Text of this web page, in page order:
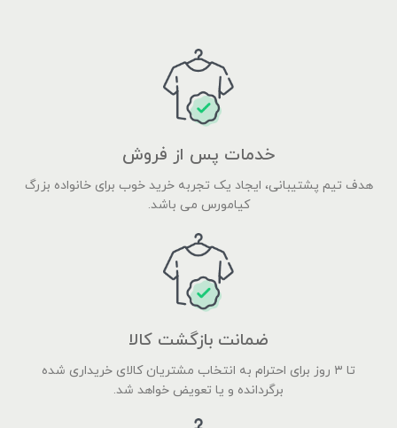
خدمات پس از فروش
هدف تیم پشتیبانی، ایجاد یک تجربه خرید خوب برای خانواده بزرگ
کیامورس می باشد.
ضمانت بازگشت کالا
تا ۳ روز برای احترام به انتخاب مشتریان کالای خریداری شده
برگردانده و یا تعویض خواهد شد.